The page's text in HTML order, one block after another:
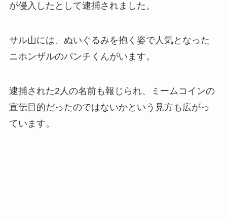
が侵入したとして逮捕されました。
サル山には、ぬいぐるみを抱く姿で人気となった
ニホンザルのパンチくんがいます。
逮捕された2人の名前も報じられ、ミームコインの
宣伝目的だったのではないかという見方も広がっ
ています。